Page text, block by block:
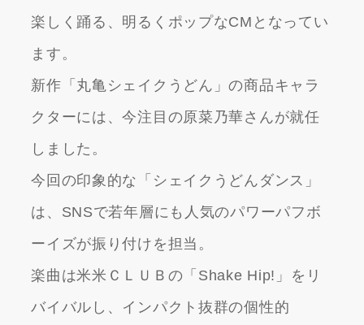
楽しく踊る、明るくポップなCMとなってい
ます。
新作「丸亀シェイクうどん」の商品キャラ
クターには、今注目の原菜乃華さんが就任
しました。
今回の印象的な「シェイクうどんダンス」
は、SNSで若年層にも人気のパワーパフボ
ーイズが振り付けを担当。
楽曲は米米ＣＬＵＢの「Shake Hip!」をリ
バイバルし、インパクト抜群の個性的